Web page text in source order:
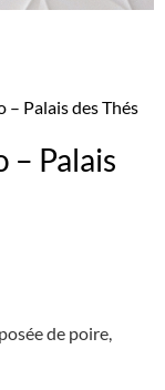
– Palais des Thés
– Palais
de poire,